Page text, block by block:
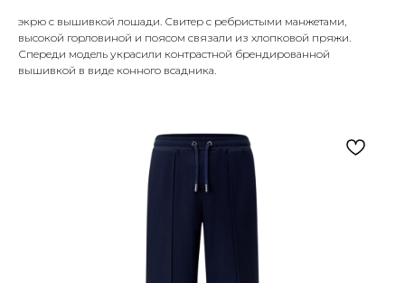
экрю с вышивкой лошади. Свитер с ребристыми манжетами,
высокой горловиной и поясом связали из хлопковой пряжи.
Спереди модель украсили контрастной брендированной
вышивкой в виде конного всадника.